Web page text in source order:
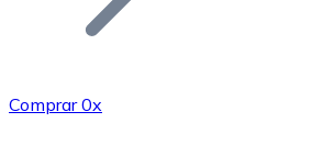
Comprar 0x